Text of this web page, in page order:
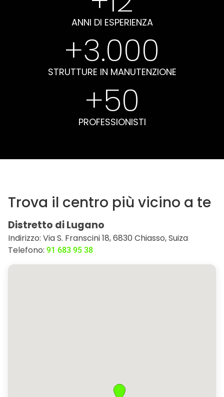
ANNI DI ESPERIENZA
+3.000
STRUTTURE IN MANUTENZIONE
+50
PROFESSIONISTI
Trova il centro più vicino a te
Distretto di Lugano
Indirizzo: Via S. Franscini 18, 6830 Chiasso, Suiza
Telefono: 91 683 95 38